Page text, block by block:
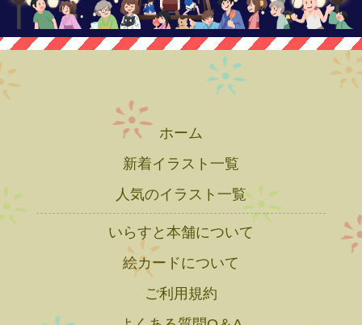
ホーム
新着イラスト一覧
人気のイラスト一覧
いらすと本舗について
絵カードについて
ご利用規約